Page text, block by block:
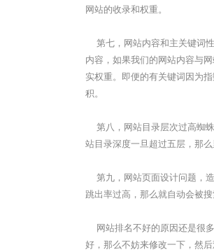
网站的收录和权重。
第七，网站内容和主关键词
内容，如果我们的网站内容与
实权重。即便的有关键词因为
积。
第八，网站目录层次过高蜘蛛
站目录深度一旦超过五层，那
第九，网站页面设计问题，造
跳出率过高，那么就自动会被
网站排名不好的原因还是很多
好，那么不妨来修改一下，然